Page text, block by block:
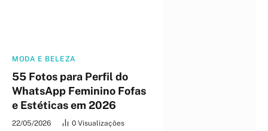
MODA E BELEZA
55 Fotos para Perfil do
WhatsApp Feminino Fofas
e Estéticas em 2026
22/05/2026 0 Visualizações